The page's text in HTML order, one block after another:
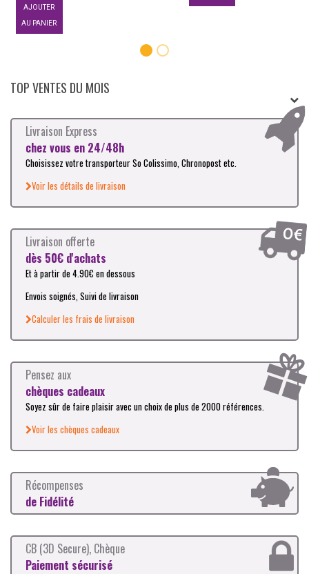
TOP VENTES DU MOIS
Livraison Express
chez vous en 24/48h
Choisissez votre transporteur So Colissimo, Chronopost etc.
Voir les détails de livraison
Livraison offerte
dès 50€ d'achats
Et à partir de 4.90€ en dessous
Envois soignés, Suivi de livraison
Calculer les frais de livraison
Pensez aux
chèques cadeaux
Soyez sûr de faire plaisir avec un choix de plus de 2000 références.
Voir les chèques cadeaux
Récompenses
de Fidélité
CB (3D Secure), Chèque
Paiement sécurisé
AJOUTER
AU PANIER